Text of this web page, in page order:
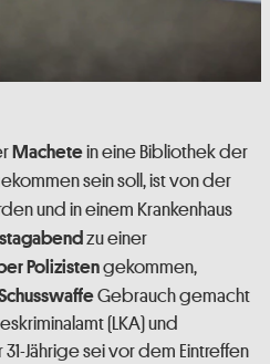
Machetein eine Bibliothek der
sein soll, ist von der
und in einem Krankenhaus
zu einer
Polizistengekommen,
Gebrauch gemacht
(LKA) und
Jährige sei vor dem Eintreffen